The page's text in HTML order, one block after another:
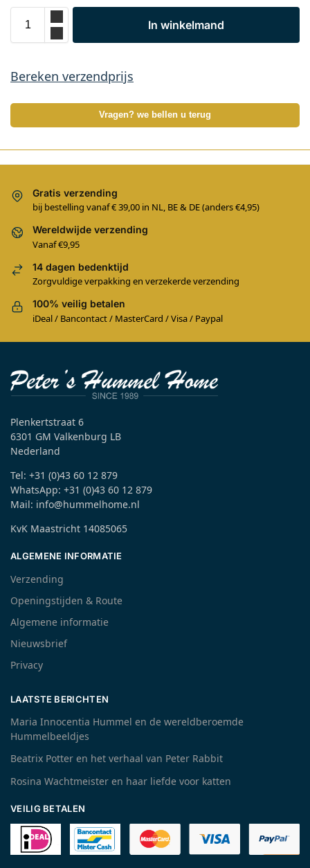
In winkelmand
Bereken verzendprijs
Vragen? we bellen u terug
Gratis verzending
bij bestelling vanaf € 39,00 in NL, BE & DE (anders €4,95)
Wereldwijde verzending
Vanaf €9,95
14 dagen bedenktijd
Zorgvuldige verpakking en verzekerde verzending
100% veilig betalen
iDeal / Bancontact / MasterCard / Visa / Paypal
Plenkertstraat 6
6301 GM Valkenburg LB
Nederland
Tel: +31 (0)43 60 12 879
WhatsApp: +31 (0)43 60 12 879
Mail: info@hummelhome.nl
KvK Maastricht 14085065
ALGEMENE INFORMATIE
Verzending
Openingstijden & Route
Algemene informatie
Nieuwsbrief
Privacy
LAATSTE BERICHTEN
Maria Innocentia Hummel en de wereldberoemde
Hummelbeeldjes
Beatrix Potter en het verhaal van Peter Rabbit
Rosina Wachtmeister en haar liefde voor katten
VEILIG BETALEN